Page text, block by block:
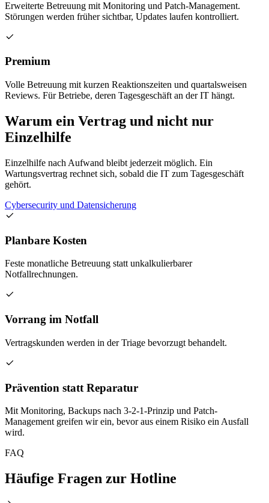
Erweiterte Betreuung mit Monitoring und Patch-Management.
Störungen werden früher sichtbar, Updates laufen kontrolliert.
Premium
Volle Betreuung mit kurzen Reaktionszeiten und quartalsweisen
Reviews. Für Betriebe, deren Tagesgeschäft an der IT hängt.
Warum ein Vertrag und nicht nur
Einzelhilfe
Einzelhilfe nach Aufwand bleibt jederzeit möglich. Ein
Wartungsvertrag rechnet sich, sobald die IT zum Tagesgeschäft
gehört.
Cybersecurity und Datensicherung
Planbare Kosten
Feste monatliche Betreuung statt unkalkulierbarer
Notfallrechnungen.
Vorrang im Notfall
Vertragskunden werden in der Triage bevorzugt behandelt.
Prävention statt Reparatur
Mit Monitoring, Backups nach 3-2-1-Prinzip und Patch-
Management greifen wir ein, bevor aus einem Risiko ein Ausfall
wird.
FAQ
Häufige Fragen zur Hotline